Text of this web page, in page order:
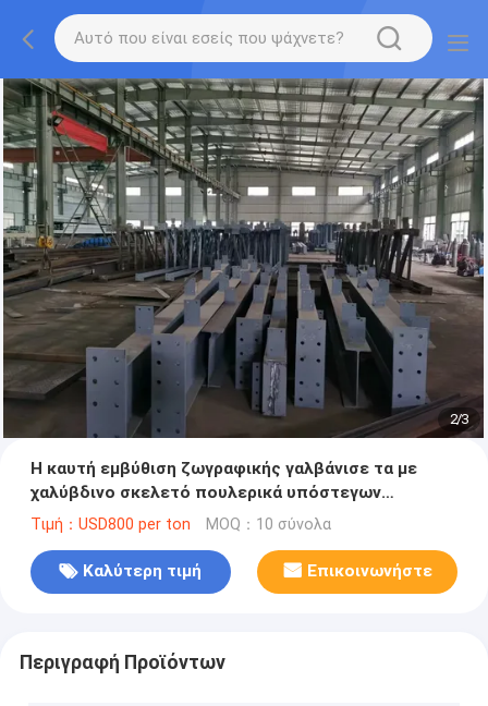
2/3
Η καυτή εμβύθιση ζωγραφικής γαλβάνισε τα με
χαλύβδινο σκελετό πουλερικά υπόστεγων
σιταποθηκών αγελάδων σχεδίου κτηρίων
Τιμή：USD800 per ton MOQ：10 σύνολα
Καλύτερη τιμή Επικοινωνήστε
Περιγραφή Προϊόντων